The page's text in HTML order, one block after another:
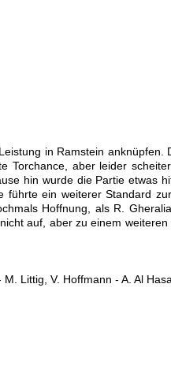
in Ramstein
Torchance, aber leider
hin wurde die Partie
ein weiterer Standard
Hoffnung, als R.
auf, aber zu einem
M. Littig, V. Hoffmann - A. Al